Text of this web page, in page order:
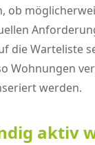
ob
die Warteliste
Wohnungen
werden.
aktiv